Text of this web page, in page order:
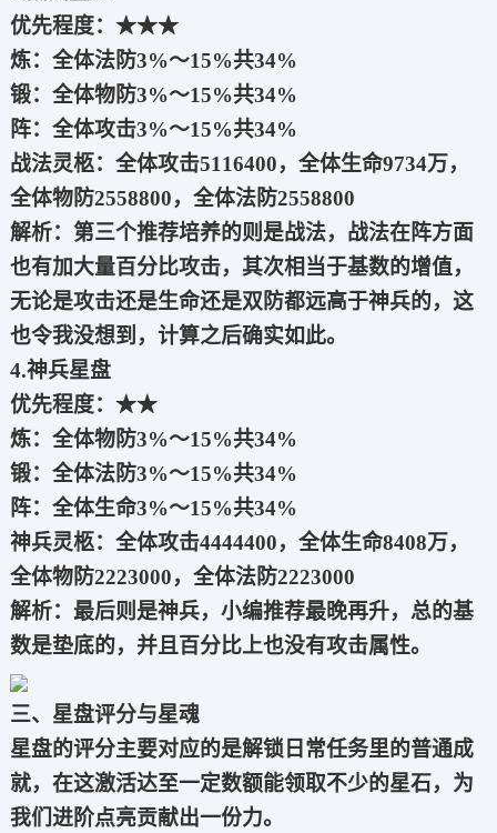
优先程度：★★★
炼：全体法防3%～15%共34%
锻：全体物防3%～15%共34%
阵：全体攻击3%～15%共34%
战法灵柩：全体攻击5116400，全体生命9734万，
全体物防2558800，全体法防2558800
解析：第三个推荐培养的则是战法，战法在阵方面
也有加大量百分比攻击，其次相当于基数的增值，
无论是攻击还是生命还是双防都远高于神兵的，这
也令我没想到，计算之后确实如此。
4.神兵星盘
优先程度：★★
炼：全体物防3%～15%共34%
锻：全体法防3%～15%共34%
阵：全体生命3%～15%共34%
神兵灵柩：全体攻击4444400，全体生命8408万，
全体物防2223000，全体法防2223000
解析：最后则是神兵，小编推荐最晚再升，总的基
数是垫底的，并且百分比上也没有攻击属性。
三、星盘评分与星魂
星盘的评分主要对应的是解锁日常任务里的普通成
就，在这激活达至一定数额能领取不少的星石，为
我们进阶点亮贡献出一份力。